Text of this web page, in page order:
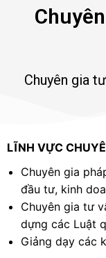
Chuyên gia
LĨNH VỰC
Chuyên gia
đầu tư, kinh
Chuyên gia tư
dựng các Luật
Giảng dạy các